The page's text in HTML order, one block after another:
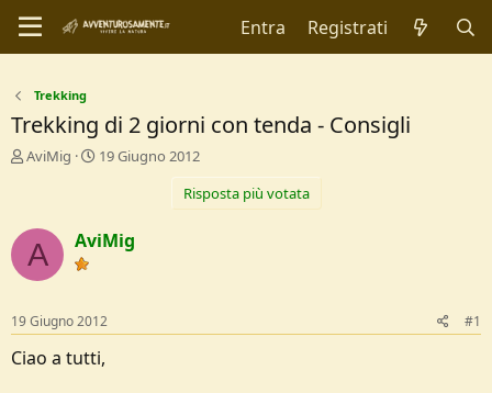
Entra Registrati
Trekking
Trekking di 2 giorni con tenda - Consigli
C
t
o
r
D
i
s
AviMig
D
d
i
z
i
o
19 Giugno 2012
Risposta più votata
A AviMig
19 Giugno 2012 #1
Ciao a tutti,